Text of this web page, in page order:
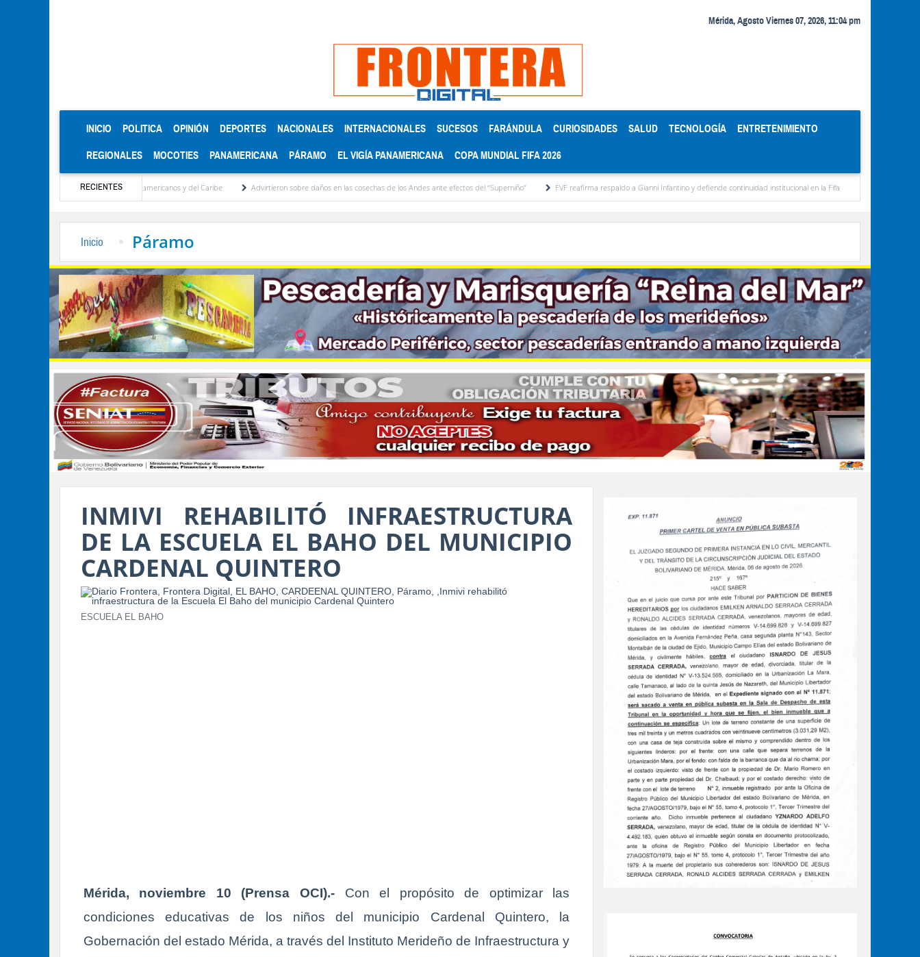
Mérida, Agosto Viernes 07, 2026, 11:04 pm
INICIO (CURRENT)
POLITICA OPINIÓN DEPORTES NACIONALES INTERNACIONALES SUCESOS FARÁNDULA CURIOSIDADES SALUD TECNOLOGÍA ENTRETENIMIENTO
REGIONALES MOCOTIES PANAMERICANA PÁRAMO EL VIGÍA PANAMERICANA COPA MUNDIAL FIFA 2026
RECIENTES
de oro en los Juegos Centroamericanos y del Caribe Advirtieron sobre daños en las cosechas de los Andes ante efectos del ‘‘Superniño’’ FVF reafirma respaldo a Gianni Infantino y defiende continuidad institucional en la Fifa Organismos públicos
Inicio Páramo
INMIVI REHABILITÓ INFRAESTRUCTURA
DE LA ESCUELA EL BAHO DEL MUNICIPIO
CARDENAL QUINTERO
ESCUELA EL BAHO
Mérida, noviembre 10 (Prensa OCI).-Con el propósito de optimizar las
condiciones educativas de los niños del municipio Cardenal Quintero, la
Gobernación del estado Mérida, a través del Instituto Merideño de Infraestructura y